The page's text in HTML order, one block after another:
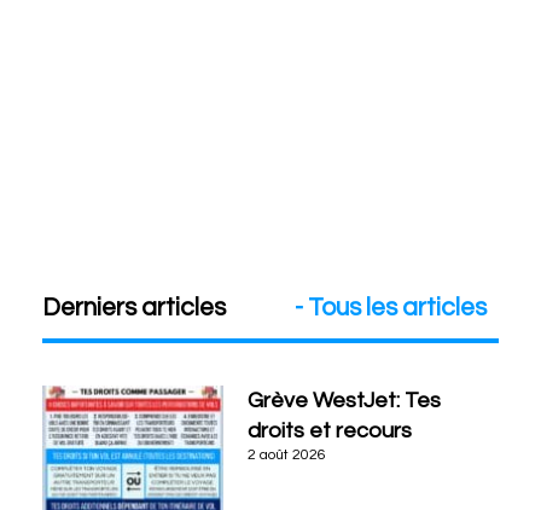
Derniers articles - Tous les articles
Grève WestJet: Tes
droits et recours
2 août 2026